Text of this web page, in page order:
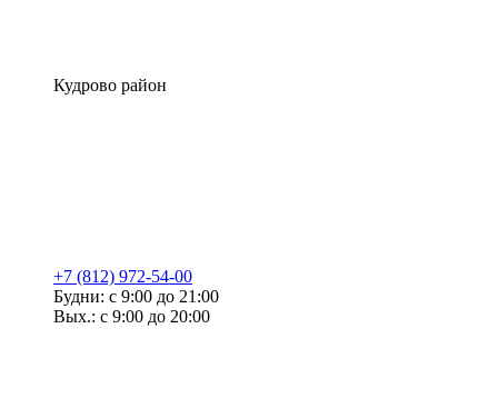
Кудрово район
+7 (812) 972-54-00
Будни: с 9:00 до 21:00
Вых.: с 9:00 до 20:00